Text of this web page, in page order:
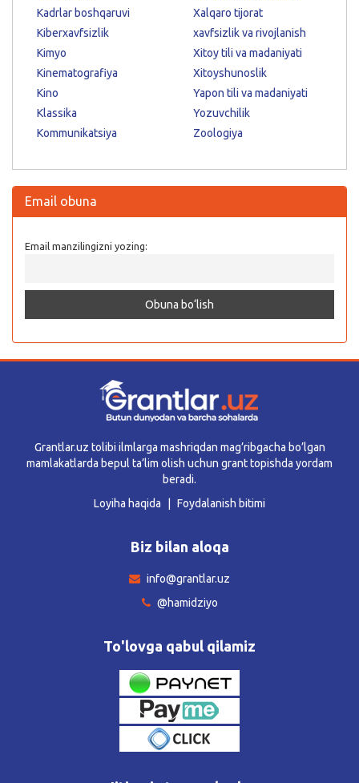
Kadrlar boshqaruvi
Kiberxavfsizlik
Kimyo
Kinematografiya
Kino
Klassika
Kommunikatsiya
Xalqaro tijorat
xavfsizlik va rivojlanish
Xitoy tili va madaniyati
Xitoyshunoslik
Yapon tili va madaniyati
Yozuvchilik
Zoologiya
Email obuna
Email manzilingizni yozing:
Grantlar.uz tolibi ilmlarga mashriqdan mag’ribgacha bo’lgan
mamlakatlarda bepul ta’lim olish uchun grant topishda yordam
beradi.
Loyiha haqida
Foydalanish bitimi
Biz bilan aloqa
info@grantlar.uz
@hamidziyo
To'lovga qabul qilamiz